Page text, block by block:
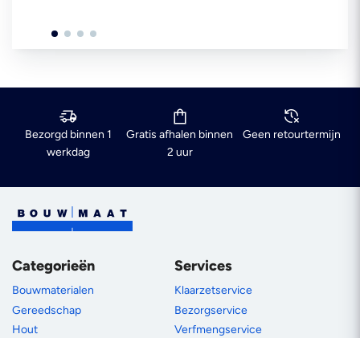
Bezorgd binnen 1
werkdag
Gratis afhalen binnen
2 uur
Geen retourtermijn
Categorieën
Bouwmaterialen
Gereedschap
Hout
Services
Klaarzetservice
Bezorgservice
Verfmengservice